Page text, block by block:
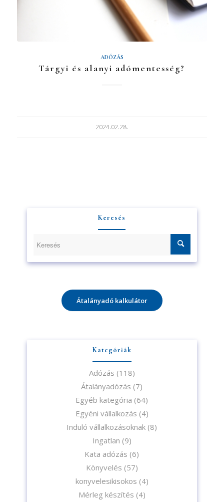
ADÓZÁS
Tárgyi és alanyi adómentesség?
2024.02.28.
Keresés
Átalányadó kalkulátor
Kategóriák
Adózás (118)
Átalányadózás (7)
Egyéb kategória (64)
Egyéni vállalkozás (4)
Induló vállalkozásoknak (8)
Ingatlan (9)
Kata adózás (6)
Könyvelés (57)
konyvelesikisokos (4)
Mérleg készítés (4)